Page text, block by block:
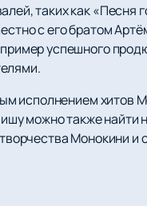
таких как «Песня
с его братом
успешного
исполнением хитов
можно также найти
Монокини и